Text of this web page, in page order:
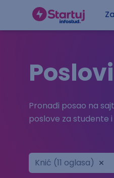
Pronađi posao na
poslove za studente
Knić (11 oglasa)